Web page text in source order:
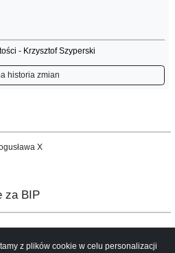
- Krzysztof Szyperski
historia zmian
X
za BIP
z plików cookie w celu personalizacji